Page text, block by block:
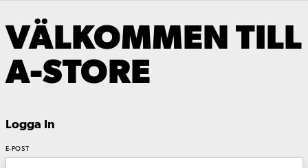
VÄLKOMMEN TILL
A-STORE
Logga In
E-POST